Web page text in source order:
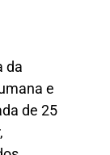
da
e
de 25